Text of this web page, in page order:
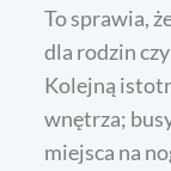
To sprawia,
dla rodzin
Kolejną
wnętrza;
miejsca na